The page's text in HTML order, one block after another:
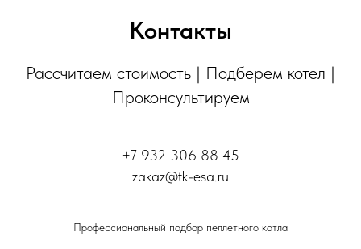
Контакты
Рассчитаем стоимость | Подберем котел |
Проконсультируем
+7 932 306 88 45
zakaz@tk-esa.ru
Профессиональный подбор пеллетного котла